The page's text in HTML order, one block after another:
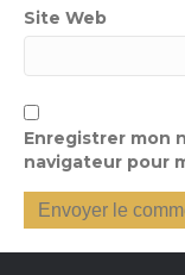
Site Web
Enregistrer mon
navigateur pour